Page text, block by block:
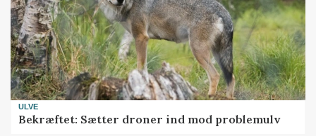
ULVE
Bekræftet: Sætter droner ind mod problemulv